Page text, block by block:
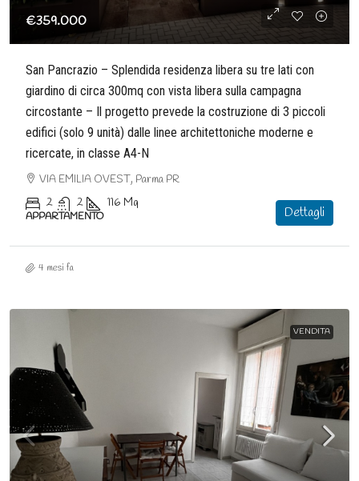
€359.000
San Pancrazio – Splendida residenza libera su tre lati con
giardino di circa 300mq con vista libera sulla campagna
circostante – Il progetto prevede la costruzione di 3 piccoli
edifici (solo 9 unità) dalle linee architettoniche moderne e
ricercate, in classe A4-N
VIA EMILIA OVEST, Parma PR
2 2 116 Mq
APPARTAMENTO Dettagli
4 mesi fa
VENDITA